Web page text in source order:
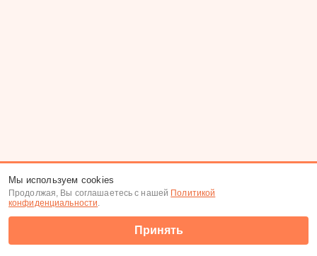
Мы используем cookies
Продолжая, Вы соглашаетесь с нашей Политикой
конфиденциальности.
Принять